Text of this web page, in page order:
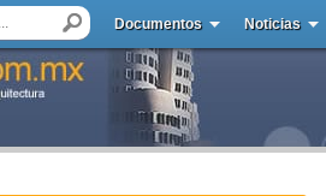
Documentos Noticias